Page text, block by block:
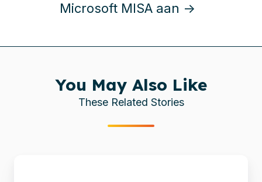
Microsoft MISA aan →
You May Also Like
These Related Stories